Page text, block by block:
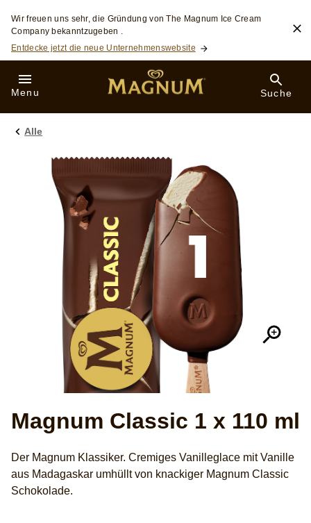
Skip to:
Wir freuen uns sehr, die Gründung von The Magnum Ice Cream
Company bekanntzugeben .
Entdecke jetzt die neue Unternehmenswebsite
Menu Suche
Alle
Magnum Classic 1 x 110 ml
Der Magnum Klassiker. Cremiges Vanilleglace mit Vanille
aus Madagaskar umhüllt von knackiger Magnum Classic
Schokolade.